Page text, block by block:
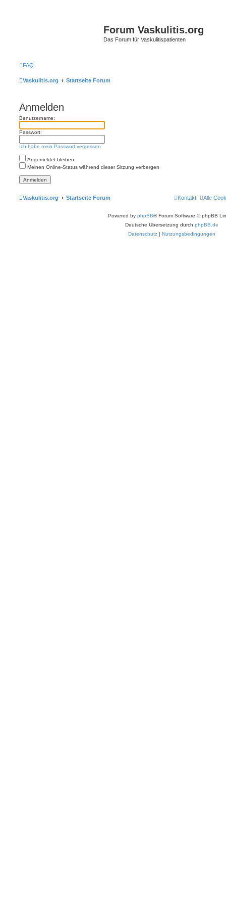
Forum Vaskulitis.org
Das Forum für Vaskulitispatienten
FAQ
Vaskulitis.org Startseite Forum
Anmelden
Benutzername:
Passwort:
Ich habe mein Passwort vergessen
Angemeldet bleiben
Meinen Online-Status während dieser Sitzung verbergen
Vaskulitis.org Startseite Forum Alle
Kontakt
Powered by phpBB® Forum Software © phpBB
Deutsche Übersetzung durch phpBB.de
Datenschutz | Nutzungsbedingungen